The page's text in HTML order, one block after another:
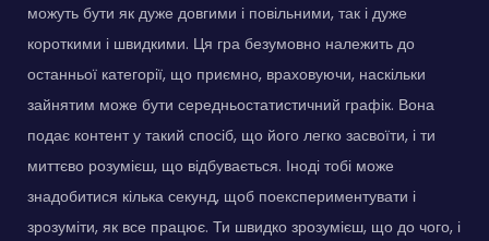
можуть бути як дуже довгими і повільними, так і дуже
короткими і швидкими. Ця гра безумовно належить до
останньої категорії, що приємно, враховуючи, наскільки
зайнятим може бути середньостатистичний графік. Вона
подає контент у такий спосіб, що його легко засвоїти, і ти
миттєво розумієш, що відбувається. Іноді тобі може
знадобитися кілька секунд, щоб поекспериментувати і
зрозуміти, як все працює. Ти швидко зрозумієш, що до чого, і